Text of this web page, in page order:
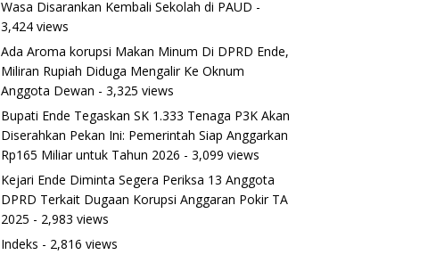
Wasa Disarankan Kembali Sekolah di PAUD -
3,424 views
Ada Aroma korupsi Makan Minum Di DPRD Ende,
Miliran Rupiah Diduga Mengalir Ke Oknum
Anggota Dewan - 3,325 views
Bupati Ende Tegaskan SK 1.333 Tenaga P3K Akan
Diserahkan Pekan Ini: Pemerintah Siap Anggarkan
Rp165 Miliar untuk Tahun 2026 - 3,099 views
Kejari Ende Diminta Segera Periksa 13 Anggota
DPRD Terkait Dugaan Korupsi Anggaran Pokir TA
2025 - 2,983 views
Indeks - 2,816 views